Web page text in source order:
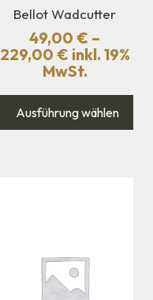
Bellot Wadcutter
49,00 € –
229,00 € inkl. 19%
MwSt.
Ausführung wählen